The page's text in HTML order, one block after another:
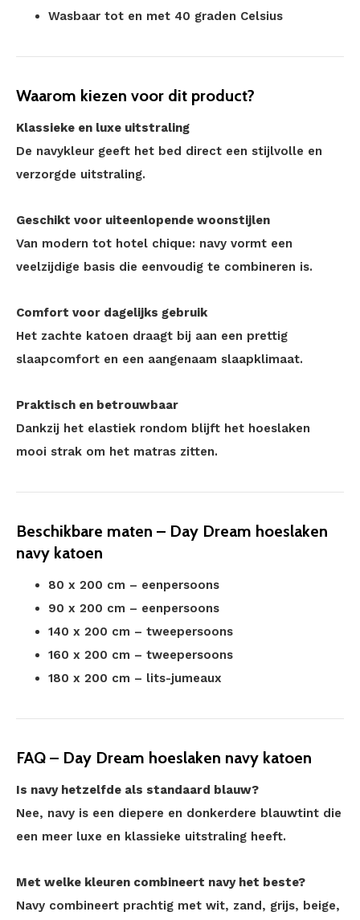
Wasbaar tot en met 40 graden Celsius
Waarom kiezen voor dit product?
Klassieke en luxe uitstraling
De navykleur geeft het bed direct een stijlvolle en
verzorgde uitstraling.
Geschikt voor uiteenlopende woonstijlen
Van modern tot hotel chique: navy vormt een
veelzijdige basis die eenvoudig te combineren is.
Comfort voor dagelijks gebruik
Het zachte katoen draagt bij aan een prettig
slaapcomfort en een aangenaam slaapklimaat.
Praktisch en betrouwbaar
Dankzij het elastiek rondom blijft het hoeslaken
mooi strak om het matras zitten.
Beschikbare maten – Day Dream hoeslaken
navy katoen
80 x 200 cm – eenpersoons
90 x 200 cm – eenpersoons
140 x 200 cm – tweepersoons
160 x 200 cm – tweepersoons
180 x 200 cm – lits-jumeaux
FAQ – Day Dream hoeslaken navy katoen
Is navy hetzelfde als standaard blauw?
Nee, navy is een diepere en donkerdere blauwtint die
een meer luxe en klassieke uitstraling heeft.
Met welke kleuren combineert navy het beste?
Navy combineert prachtig met wit, zand, grijs, beige,